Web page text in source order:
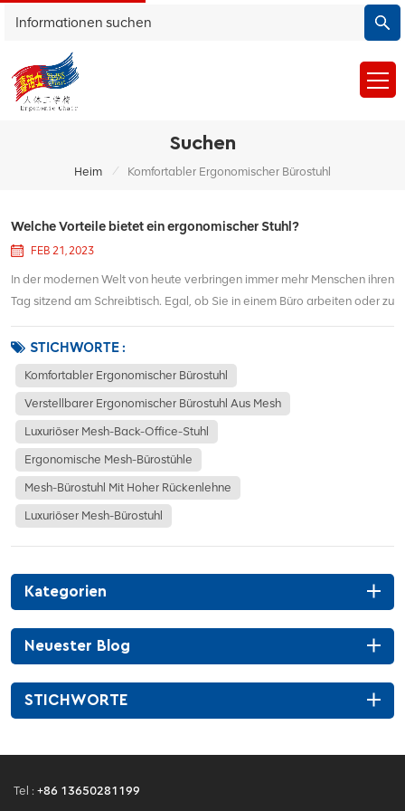
Suchen
Heim / Komfortabler Ergonomischer Bürostuhl
Welche Vorteile bietet ein ergonomischer Stuhl?
FEB 21, 2023
In der modernen Welt von heute verbringen immer mehr Menschen ihren
Tag sitzend am Schreibtisch. Egal, ob Sie in einem Büro arbeiten oder zu
investieren ergonomischer Bürostuhl. Es hilft Ihnen nicht nur, sich den
ganzen...
STICHWORTE :
Komfortabler Ergonomischer Bürostuhl
Verstellbarer Ergonomischer Bürostuhl Aus Mesh
Luxuriöser Mesh-Back-Office-Stuhl
Ergonomische Mesh-Bürostühle
Mesh-Bürostuhl Mit Hoher Rückenlehne
Luxuriöser Mesh-Bürostuhl
Kategorien
Neuester Blog
STICHWORTE
Tel : +86 13650281199